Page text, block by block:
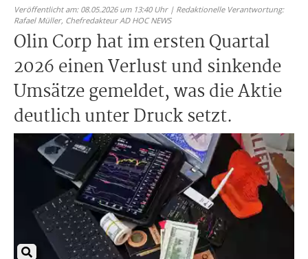
Veröffentlicht am: 08.05.2026 um 13:40 Uhr | Redaktionelle Verantwortung:
Rafael Müller, Chefredakteur AD HOC NEWS
Olin Corp hat im ersten Quartal
2026 einen Verlust und sinkende
Umsätze gemeldet, was die Aktie
deutlich unter Druck setzt.